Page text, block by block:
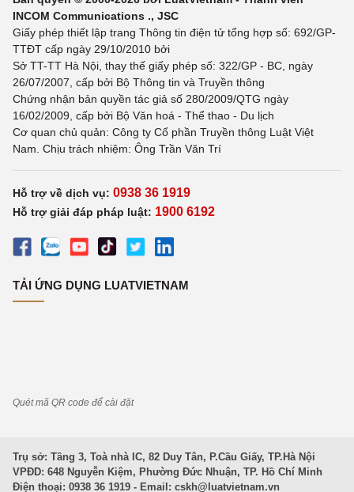
INCOM Communications ., JSC
Giấy phép thiết lập trang Thông tin điện tử tổng hợp số: 692/GP-
TTĐT cấp ngày 29/10/2010 bởi
Sở TT-TT Hà Nội, thay thế giấy phép số: 322/GP - BC, ngày
26/07/2007, cấp bởi Bộ Thông tin và Truyền thông
Chứng nhận bản quyền tác giả số 280/2009/QTG ngày
16/02/2009, cấp bởi Bộ Văn hoá - Thể thao - Du lịch
Cơ quan chủ quản: Công ty Cổ phần Truyền thông Luật Việt
Nam. Chịu trách nhiệm: Ông Trần Văn Trí
Hỗ trợ về dịch vụ: 0938 36 1919
Hỗ trợ giải đáp pháp luật: 1900 6192
TẢI ỨNG DỤNG LUATVIETNAM
Quét mã QR code để cài đặt
Trụ sở: Tầng 3, Toà nhà IC, 82 Duy Tân, P.Cầu Giấy, TP.Hà Nội
VPĐD: 648 Nguyễn Kiệm, Phường Đức Nhuận, TP. Hồ Chí Minh
Điện thoại: 0938 36 1919 - Email: cskh@luatvietnam.vn